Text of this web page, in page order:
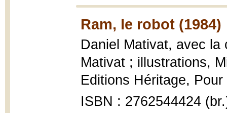
Ram, le robot (1984)
Daniel Mativat, avec la
Mativat ; illustrations,
Editions Héritage,
ISBN : 2762544424